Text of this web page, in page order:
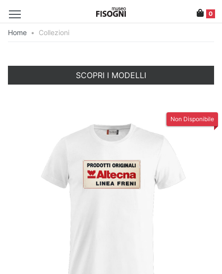
0
Home • Collezioni
SCOPRI I MODELLI
Non Disponibile